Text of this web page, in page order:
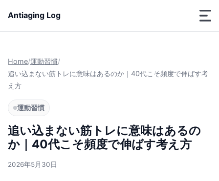
Antiaging Log
Home/運動習慣/
追い込まない筋トレに意味はあるのか｜40代こそ頻度で伸ばす考
え方
運動習慣
追い込まない筋トレに意味はあるの
か｜40代こそ頻度で伸ばす考え方
2026年5月30日